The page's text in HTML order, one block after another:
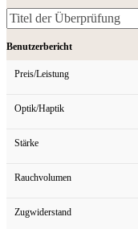
Benutzerbericht
Preis/Leistung
Optik/Haptik
Stärke
Rauchvolumen
Zugwiderstand